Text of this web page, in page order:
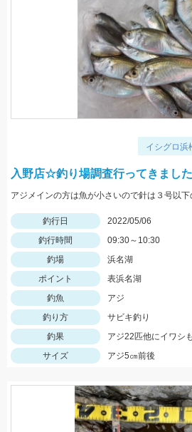
イシグロ浜
入野店☆釣り場調査行ってきまし
アジメインの方は魚が小さいので針は３号以下
釣行日
2022/05/06
釣行時間
09:30～10:30
釣場
浜名湖
ポイント
表浜名湖
釣魚
アジ
釣り方
サビキ釣り
釣果
アジ22匹他にイワシも
サイズ
アジ5㎝前後